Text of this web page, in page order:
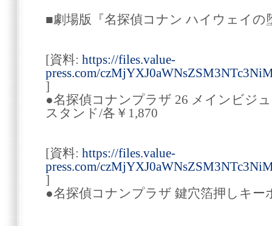
■劇場版『名探偵コナン ハイウェイの
[資料: https://files.value-
press.com/
]
●名探偵コナンプラザ 26 メインビジ
スタンド/各￥1,870
[資料: https://files.value-
press.com/
]
●名探偵コナンプラザ 鍵穴箔押しキー